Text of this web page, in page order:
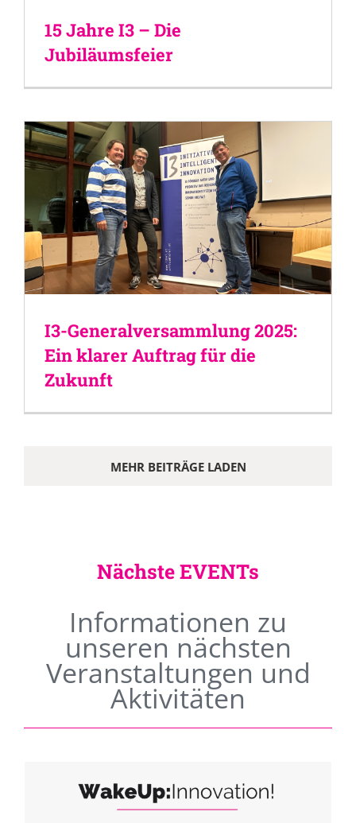
15 Jahre I3 – Die
Jubiläumsfeier
I3-Generalversammlung 2025:
Ein klarer Auftrag für die
Zukunft
MEHR BEITRÄGE LADEN
Nächste EVENTs
Informationen zu
unseren nächsten
Veranstaltungen und
Aktivitäten